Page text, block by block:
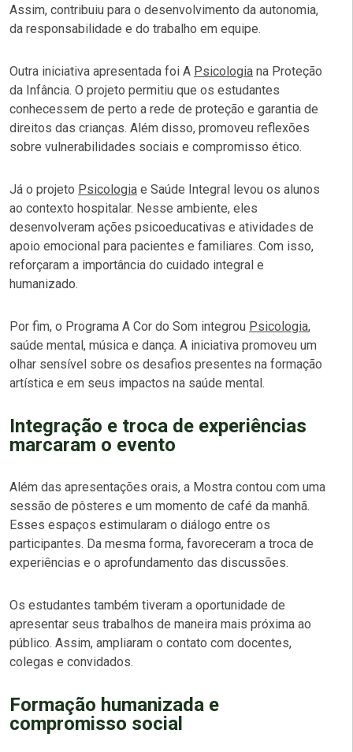
Assim, contribuiu para o desenvolvimento da autonomia,
da responsabilidade e do trabalho em equipe.
Outra iniciativa apresentada foi A Psicologia na Proteção
da Infância. O projeto permitiu que os estudantes
conhecessem de perto a rede de proteção e garantia de
direitos das crianças. Além disso, promoveu reflexões
sobre vulnerabilidades sociais e compromisso ético.
Já o projeto Psicologia e Saúde Integral levou os alunos
ao contexto hospitalar. Nesse ambiente, eles
desenvolveram ações psicoeducativas e atividades de
apoio emocional para pacientes e familiares. Com isso,
reforçaram a importância do cuidado integral e
humanizado.
Por fim, o Programa A Cor do Som integrou Psicologia,
saúde mental, música e dança. A iniciativa promoveu um
olhar sensível sobre os desafios presentes na formação
artística e em seus impactos na saúde mental.
Integração e troca de experiências
marcaram o evento
Além das apresentações orais, a Mostra contou com uma
sessão de pôsteres e um momento de café da manhã.
Esses espaços estimularam o diálogo entre os
participantes. Da mesma forma, favoreceram a troca de
experiências e o aprofundamento das discussões.
Os estudantes também tiveram a oportunidade de
apresentar seus trabalhos de maneira mais próxima ao
público. Assim, ampliaram o contato com docentes,
colegas e convidados.
Formação humanizada e
compromisso social